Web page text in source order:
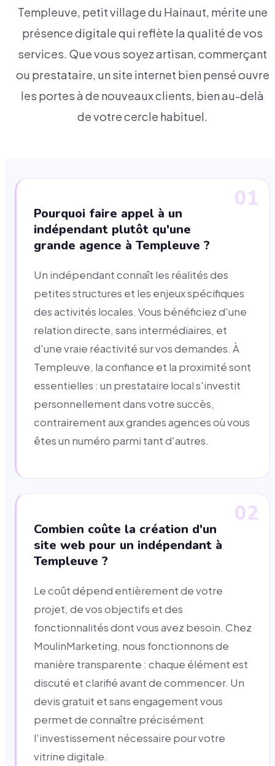
Templeuve, petit village du Hainaut, mérite une
présence digitale qui reflète la qualité de vos
services. Que vous soyez artisan, commerçant
ou prestataire, un site internet bien pensé ouvre
les portes à de nouveaux clients, bien au-delà
de votre cercle habituel.
01
Pourquoi faire appel à un
indépendant plutôt qu'une
grande agence à Templeuve ?
Un indépendant connaît les réalités des
petites structures et les enjeux spécifiques
des activités locales. Vous bénéficiez d'une
relation directe, sans intermédiaires, et
d'une vraie réactivité sur vos demandes. À
Templeuve, la confiance et la proximité sont
essentielles : un prestataire local s'investit
personnellement dans votre succès,
contrairement aux grandes agences où vous
êtes un numéro parmi tant d'autres.
02
Combien coûte la création d'un
site web pour un indépendant à
Templeuve ?
Le coût dépend entièrement de votre
projet, de vos objectifs et des
fonctionnalités dont vous avez besoin. Chez
MoulinMarketing, nous fonctionnons de
manière transparente : chaque élément est
discuté et clarifié avant de commencer. Un
devis gratuit et sans engagement vous
permet de connaître précisément
l'investissement nécessaire pour votre
vitrine digitale.